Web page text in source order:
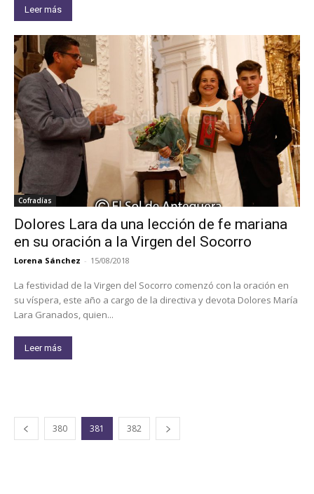
Leer más
Cofradías
Dolores Lara da una lección de fe mariana
en su oración a la Virgen del Socorro
Lorena Sánchez - 15/08/2018
La festividad de la Virgen del Socorro comenzó con la oración en
su víspera, este año a cargo de la directiva y devota Dolores María
Lara Granados, quien...
Leer más
380 381 382